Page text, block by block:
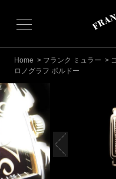
Home > フランク ミュラー >
ロノグラフ ボルドー